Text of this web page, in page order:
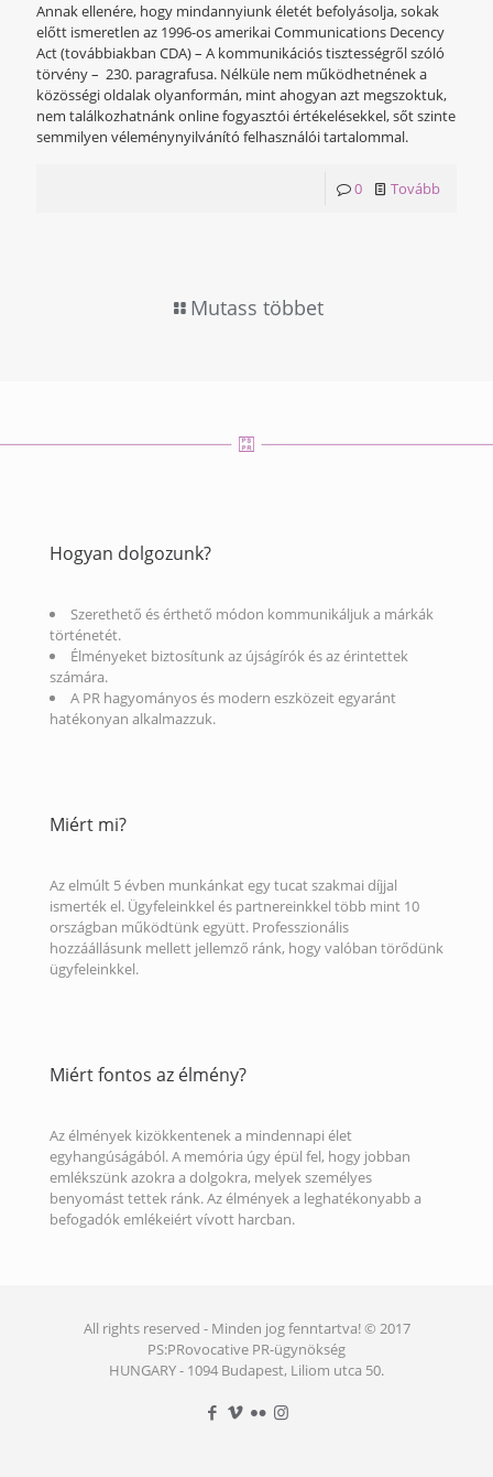
Annak ellenére, hogy mindannyiunk életét befolyásolja, sokak
előtt ismeretlen az 1996-os amerikai Communications Decency
Act (továbbiakban CDA) – A kommunikációs tisztességről szóló
törvény – 230. paragrafusa. Nélküle nem működhetnének a
közösségi oldalak olyanformán, mint ahogyan azt megszoktuk,
nem találkozhatnánk online fogyasztói értékelésekkel, sőt szinte
semmilyen véleménynyilvánító felhasználói tartalommal.
0 Tovább
Mutass többet
Hogyan dolgozunk?
Szerethető és érthető módon kommunikáljuk a márkák
történetét.
Élményeket biztosítunk az újságírók és az érintettek
számára.
A PR hagyományos és modern eszközeit egyaránt
hatékonyan alkalmazzuk.
Miért mi?
Az elmúlt 5 évben munkánkat egy tucat szakmai díjjal
ismerték el. Ügyfeleinkkel és partnereinkkel több mint 10
országban működtünk együtt. Professzionális
hozzáállásunk mellett jellemző ránk, hogy valóban törődünk
ügyfeleinkkel.
Miért fontos az élmény?
Az élmények kizökkentenek a mindennapi élet
egyhangúságából. A memória úgy épül fel, hogy jobban
emlékszünk azokra a dolgokra, melyek személyes
benyomást tettek ránk. Az élmények a leghatékonyabb a
befogadók emlékeiért vívott harcban.
All rights reserved - Minden jog fenntartva! © 2017
PS:PRovocative PR-ügynökség
HUNGARY - 1094 Budapest, Liliom utca 50.